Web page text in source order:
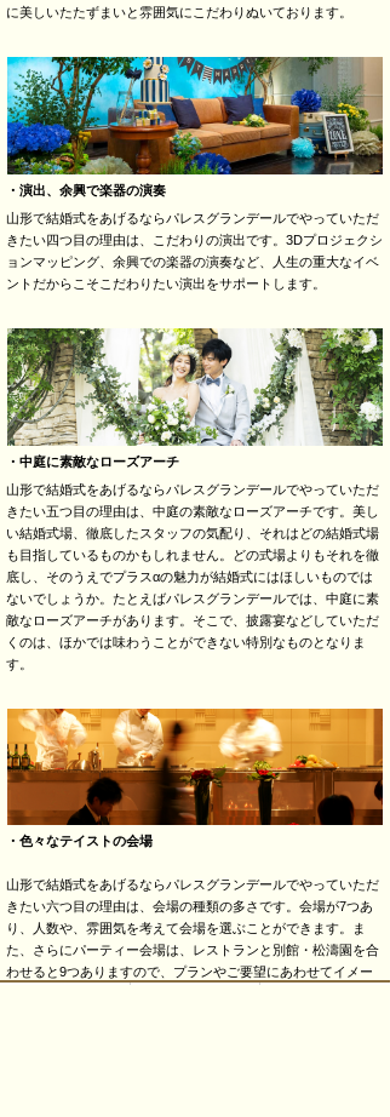
に美しいたたずまいと雰囲気にこだわりぬいております。
・演出、余興で楽器の演奏
山形で結婚式をあげるならパレスグランデールでやっていただ
きたい四つ目の理由は、こだわりの演出です。3Dプロジェクシ
ョンマッピング、余興での楽器の演奏など、人生の重大なイベ
ントだからこそこだわりたい演出をサポートします。
・中庭に素敵なローズアーチ
山形で結婚式をあげるならパレスグランデールでやっていただ
きたい五つ目の理由は、中庭の素敵なローズアーチです。美し
い結婚式場、徹底したスタッフの気配り、それはどの結婚式場
も目指しているものかもしれません。どの式場よりもそれを徹
底し、そのうえでプラスαの魅力が結婚式にはほしいものでは
ないでしょうか。たとえばパレスグランデールでは、中庭に素
敵なローズアーチがあります。そこで、披露宴などしていただ
くのは、ほかでは味わうことができない特別なものとなりま
す。
・色々なテイストの会場
山形で結婚式をあげるならパレスグランデールでやっていただ
きたい六つ目の理由は、会場の種類の多さです。会場が7つあ
り、人数や、雰囲気を考えて会場を選ぶことができます。ま
た、さらにパーティー会場は、レストランと別館・松濤園を合
わせると9つありますので、プランやご要望にあわせてイメー